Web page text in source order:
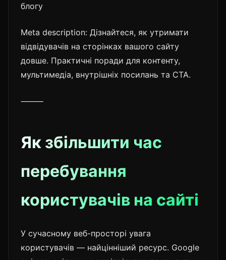
блогу
Meta description: Дізнайтеся, як утримати
відвідувачів на сторінках вашого сайту
довше. Практичні поради для контенту,
мультимедіа, внутрішніх посилань та CTA.
⸻
Як збільшити час
перебування
користувачів на сайті
У сучасному веб-просторі увага
користувачів — найцінніший ресурс. Google